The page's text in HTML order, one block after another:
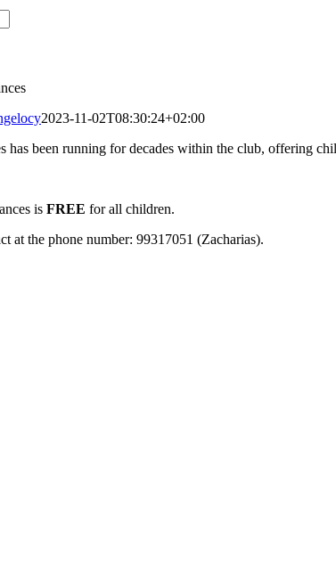
2023-11-02T08:30:24+02:00
has been running for decades within the club, offering
is FREE for all children.
at the phone number: 99317051 (Zacharias).